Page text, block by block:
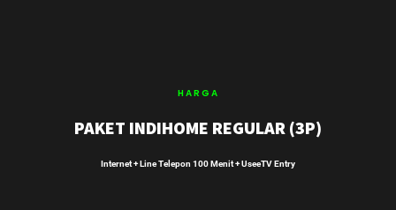
HARGA
PAKET INDIHOME REGULAR (3P)
Internet + Line Telepon 100 Menit + UseeTV Entry